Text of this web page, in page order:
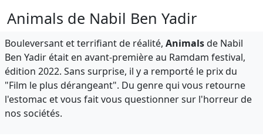
Animals de Nabil Ben Yadir
Bouleversant et terrifiant de réalité, Animalsde Nabil
Ben Yadir était en avant-première au Ramdam festival,
édition 2022. Sans surprise, il y a remporté le prix du
"Film le plus dérangeant". Du genre qui vous retourne
l'estomac et vous fait vous questionner sur l'horreur de
nos sociétés.